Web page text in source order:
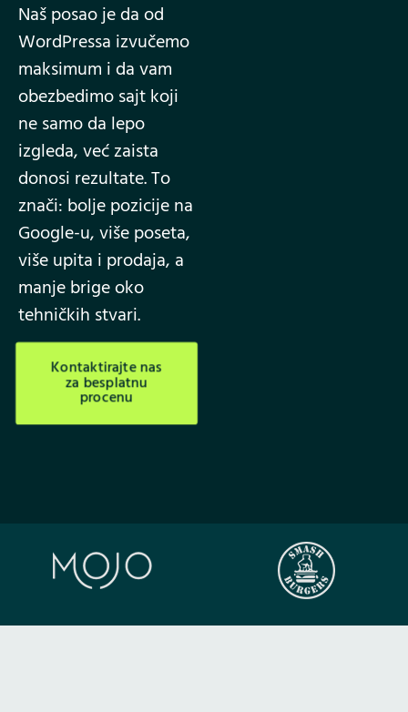
Naš posao je da od
WordPressa izvučemo
maksimum i da vam
obezbedimo sajt koji
ne samo da lepo
izgleda, već zaista
donosi rezultate. To
znači: bolje pozicije na
Google-u, više poseta,
više upita i prodaja, a
manje brige oko
tehničkih stvari.
Kontaktirajte nas
za besplatnu
procenu